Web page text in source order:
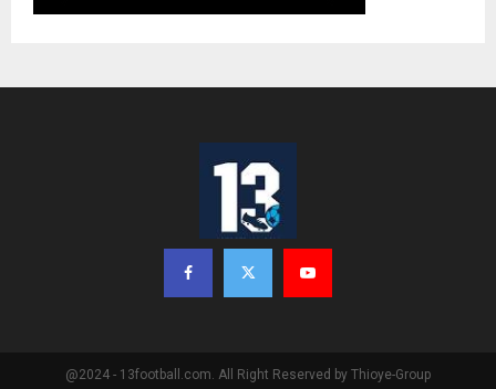
@2024 - 13football.com. All Right Reserved by Thioye-Group